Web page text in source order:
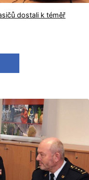
dostali k téměř